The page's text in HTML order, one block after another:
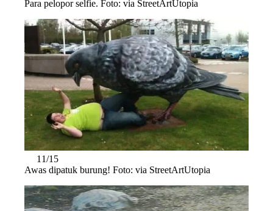
Para pelopor selfie. Foto: via StreetArtUtopia
11/15
Awas dipatuk burung! Foto: via StreetArtUtopia